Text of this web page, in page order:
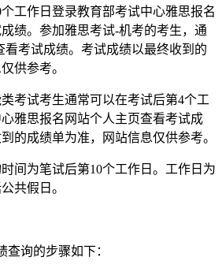
工作日登录教育部考试中心雅思报名
绩。参加雅思考试-机考的考生，通
看考试成绩。考试成绩以最终收到的
供参考。
试考生通常可以在考试后第4个工
雅思报名网站个人主页查看考试成
的成绩单为准，网站信息仅供参考。
为笔试后第10个工作日。工作日为
共假日。
询的步骤如下：